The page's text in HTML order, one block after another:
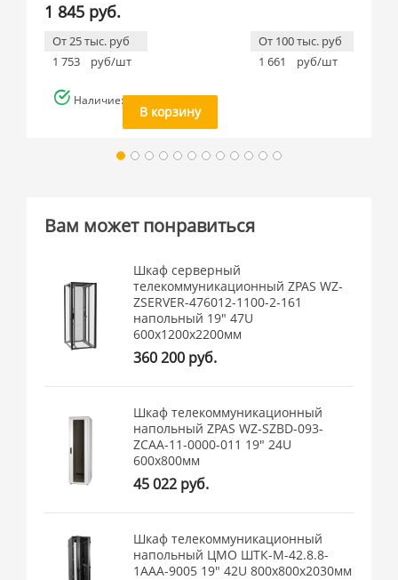
1 845 руб.
От 25 тыс. руб
1 753
руб/шт
От 100 тыс. руб
1 661
руб/шт
Наличие: много
В корзину
Вам может понравиться
Шкаф серверный
телекоммуникационный ZPAS WZ-
ZSERVER-476012-1100-2-161
напольный 19" 47U
600x1200x2200мм
360 200 руб.
Шкаф телекоммуникационный
напольный ZPAS WZ-SZBD-093-
ZCAA-11-0000-011 19" 24U
600x800мм
45 022 руб.
Шкаф телекоммуникационный
напольный ЦМО ШТК-М-42.8.8-
1ААА-9005 19" 42U 800x800x2030мм